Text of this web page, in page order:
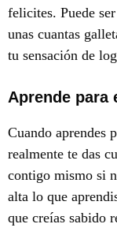
felicites. Puede
unas cuantas
tu sensación de
Aprende para
Cuando aprendes
realmente te das
contigo mismo si
alta lo que
que creías sabido